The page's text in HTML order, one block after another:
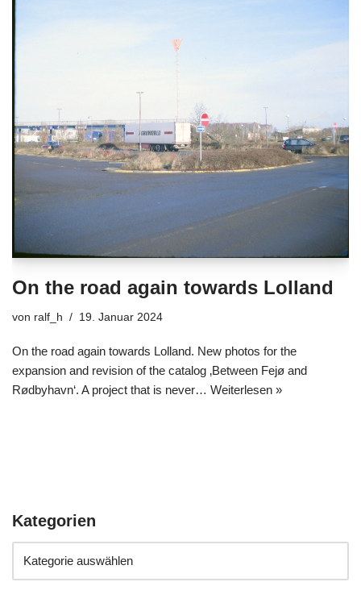
On the road again towards Lolland
von ralf_h 19. Januar 2024
On the road again towards Lolland. New photos for the
expansion and revision of the catalog ‚Between Fejø and
Rødbyhavn‘. A project that is never… Weiterlesen »
Kategorien